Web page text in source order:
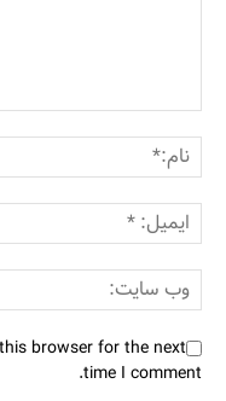
browser for the next
time I comment.